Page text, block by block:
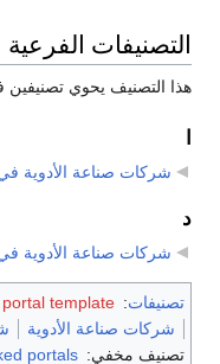
التصنيفات الفرعية
هذا التصنيف يحوي تصنيفين
شركات صناعة الأدوية
د
شركات صناعة الأدوية
تصنيفات:
template
شركات صناعة الأدوية
تصنيف مخفي: portals